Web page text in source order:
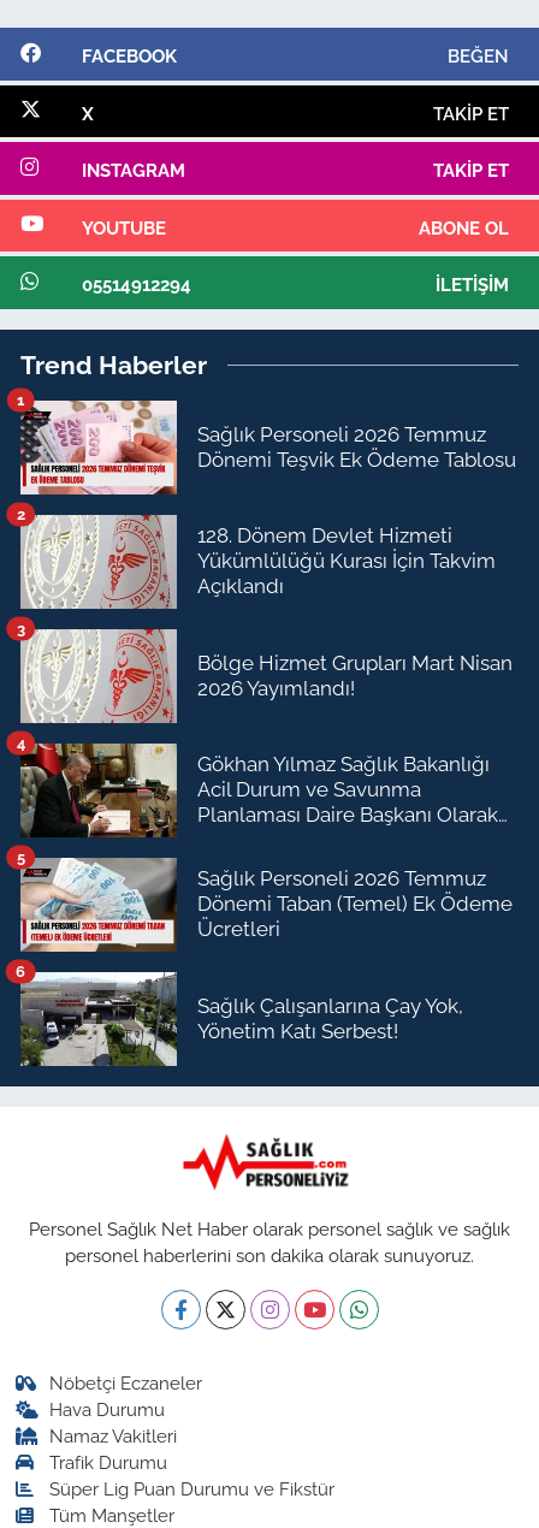
FACEBOOK BEĞEN
X TAKIP ET
INSTAGRAM TAKIP ET
YOUTUBE ABONE OL
05514912294 İLETIŞIM
Trend Haberler
Sağlık Personeli 2026 Temmuz
Dönemi Teşvik Ek Ödeme Tablosu
1
128. Dönem Devlet Hizmeti
Yükümlülüğü Kurası İçin Takvim
Açıklandı
2
Bölge Hizmet Grupları Mart Nisan
2026 Yayımlandı!
3
Gökhan Yılmaz Sağlık Bakanlığı
Acil Durum ve Savunma
Planlaması Daire Başkanı Olarak
4
Sağlık Personeli 2026 Temmuz
Dönemi Taban (Temel) Ek Ödeme
Ücretleri
5
Sağlık Çalışanlarına Çay Yok,
Yönetim Katı Serbest!
6
Personel Sağlık Net Haber olarak personel sağlık ve sağlık
personel haberlerini son dakika olarak sunuyoruz.
Nöbetçi Eczaneler
Hava Durumu
Namaz Vakitleri
Trafik Durumu
Süper Lig Puan Durumu ve Fikstür
Tüm Manşetler